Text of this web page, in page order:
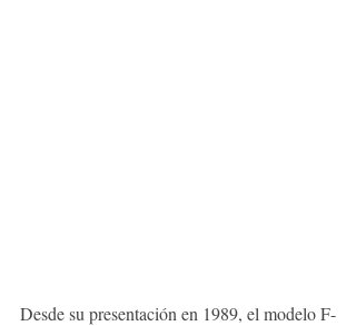
Desde su presentación en 1989, el modelo F-